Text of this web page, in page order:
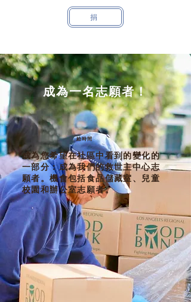
捐
成為一名志願者！
成為您希望在社區中看到的變化的
一部分：成為我們的救世主中心志
願者。機會包括食品儲藏室、兒童
校園和辦公室志願者。
給時間